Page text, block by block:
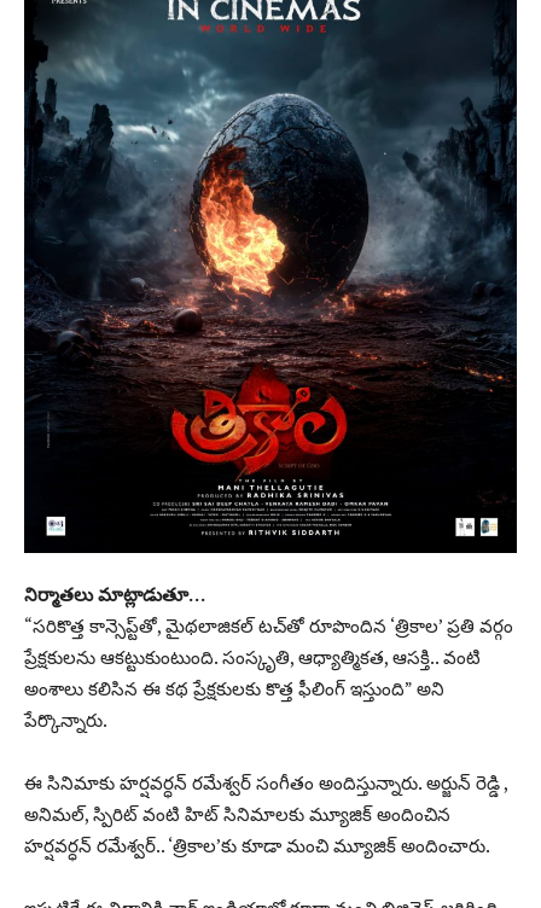
నిర్మాతలు మాట్లాడుతూ…
“సరికొత్త కాన్సెప్ట్‌తో, మైథలాజికల్ టచ్‌తో రూపొందిన ‘త్రికాల’ ప్రతి వర్గం
ప్రేక్షకులను ఆకట్టుకుంటుంది. సంస్కృతి, ఆధ్యాత్మికత, ఆసక్తి.. వంటి
అంశాలు కలిసిన ఈ కథ ప్రేక్షకులకు కొత్త ఫీలింగ్ ఇస్తుంది” అని
పేర్కొన్నారు.
ఈ సినిమాకు హర్షవర్ధన్ రమేశ్వర్ సంగీతం అందిస్తున్నారు. అర్జున్ రెడ్డి ,
అనిమల్, స్పిరిట్ వంటి హిట్ సినిమాల‌కు మ్యూజిక్ అందించిన
హర్షవర్ధన్ రమేశ్వర్.. ‘త్రికాల’కు కూడా మంచి మ్యూజిక్ అందించారు.